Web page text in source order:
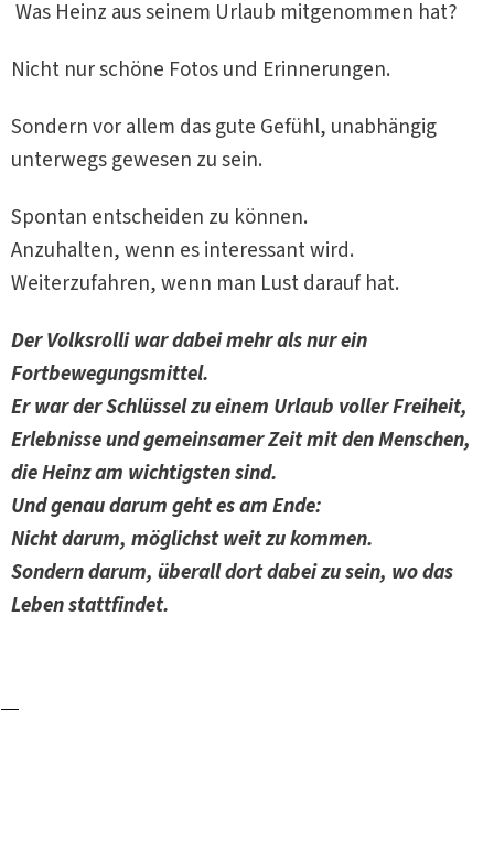
Was Heinz aus seinem Urlaub mitgenommen hat?
Nicht nur schöne Fotos und Erinnerungen.
Sondern vor allem das gute Gefühl, unabhängig
unterwegs gewesen zu sein.
Spontan entscheiden zu können.
Anzuhalten, wenn es interessant wird.
Weiterzufahren, wenn man Lust darauf hat.
Der Volksrolli war dabei mehr als nur ein
Fortbewegungsmittel.
Er war der Schlüssel zu einem Urlaub voller Freiheit,
Erlebnisse und gemeinsamer Zeit mit den Menschen,
die Heinz am wichtigsten sind.
Und genau darum geht es am Ende:
Nicht darum, möglichst weit zu kommen.
Sondern darum, überall dort dabei zu sein, wo das
Leben stattfindet.